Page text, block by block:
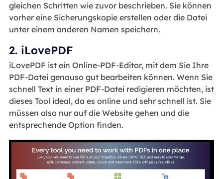
gleichen Schritten wie zuvor beschrieben. Sie können
vorher eine Sicherungskopie erstellen oder die Datei
unter einem anderen Namen speichern.
2. iLovePDF
iLovePDF ist ein Online-PDF-Editor, mit dem Sie Ihre
PDF-Datei genauso gut bearbeiten können. Wenn Sie
schnell Text in einer PDF-Datei redigieren möchten, ist
dieses Tool ideal, da es online und sehr schnell ist. Sie
müssen also nur auf die Website gehen und die
entsprechende Option finden.